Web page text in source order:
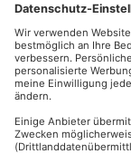
Widerrufsrecht
für Verbraucher
Elektronischer
Geschäftsverkehr